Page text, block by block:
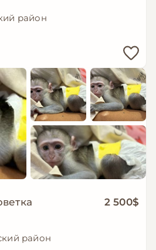
район
2 500$
район